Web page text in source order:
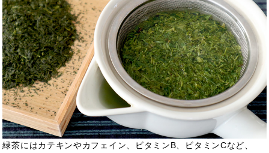
緑茶にはカテキンやカフェイン、ビタミンB、ビタミンCなど、